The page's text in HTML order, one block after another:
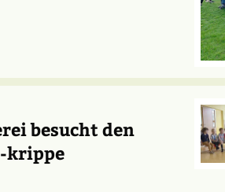
besucht den
krippe